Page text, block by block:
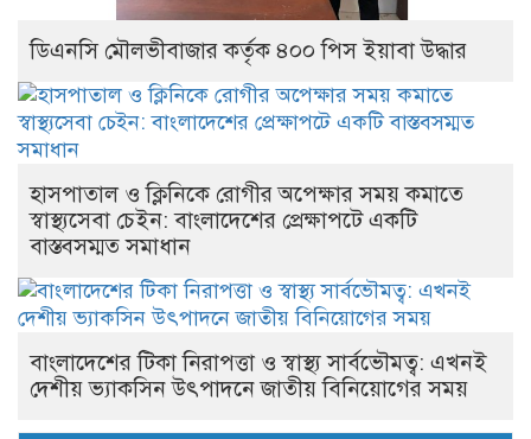
ডিএনসি মৌলভীবাজার কর্তৃক ৪০০ পিস ইয়াবা উদ্ধার
হাসপাতাল ও ক্লিনিকে রোগীর অপেক্ষার সময় কমাতে
স্বাস্থ্যসেবা চেইন: বাংলাদেশের প্রেক্ষাপটে একটি
বাস্তবসম্মত সমাধান
বাংলাদেশের টিকা নিরাপত্তা ও স্বাস্থ্য সার্বভৌমত্ব: এখনই
দেশীয় ভ্যাকসিন উৎপাদনে জাতীয় বিনিয়োগের সময়